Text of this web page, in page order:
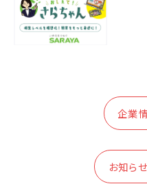
企業
お知ら